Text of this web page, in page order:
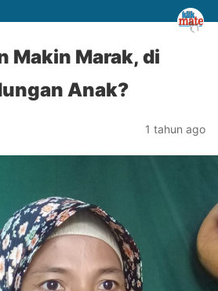
Makin Marak, di
Anak?
1 tahun ago